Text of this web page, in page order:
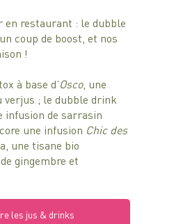
en restaurant : le dubble
coup de boost, et nos
!
à base d’Osco, une
verjus ; le dubble drink
infusion de sarrasin
une infusion Chic des
une tisane bio
gingembre et
les jus & drinks